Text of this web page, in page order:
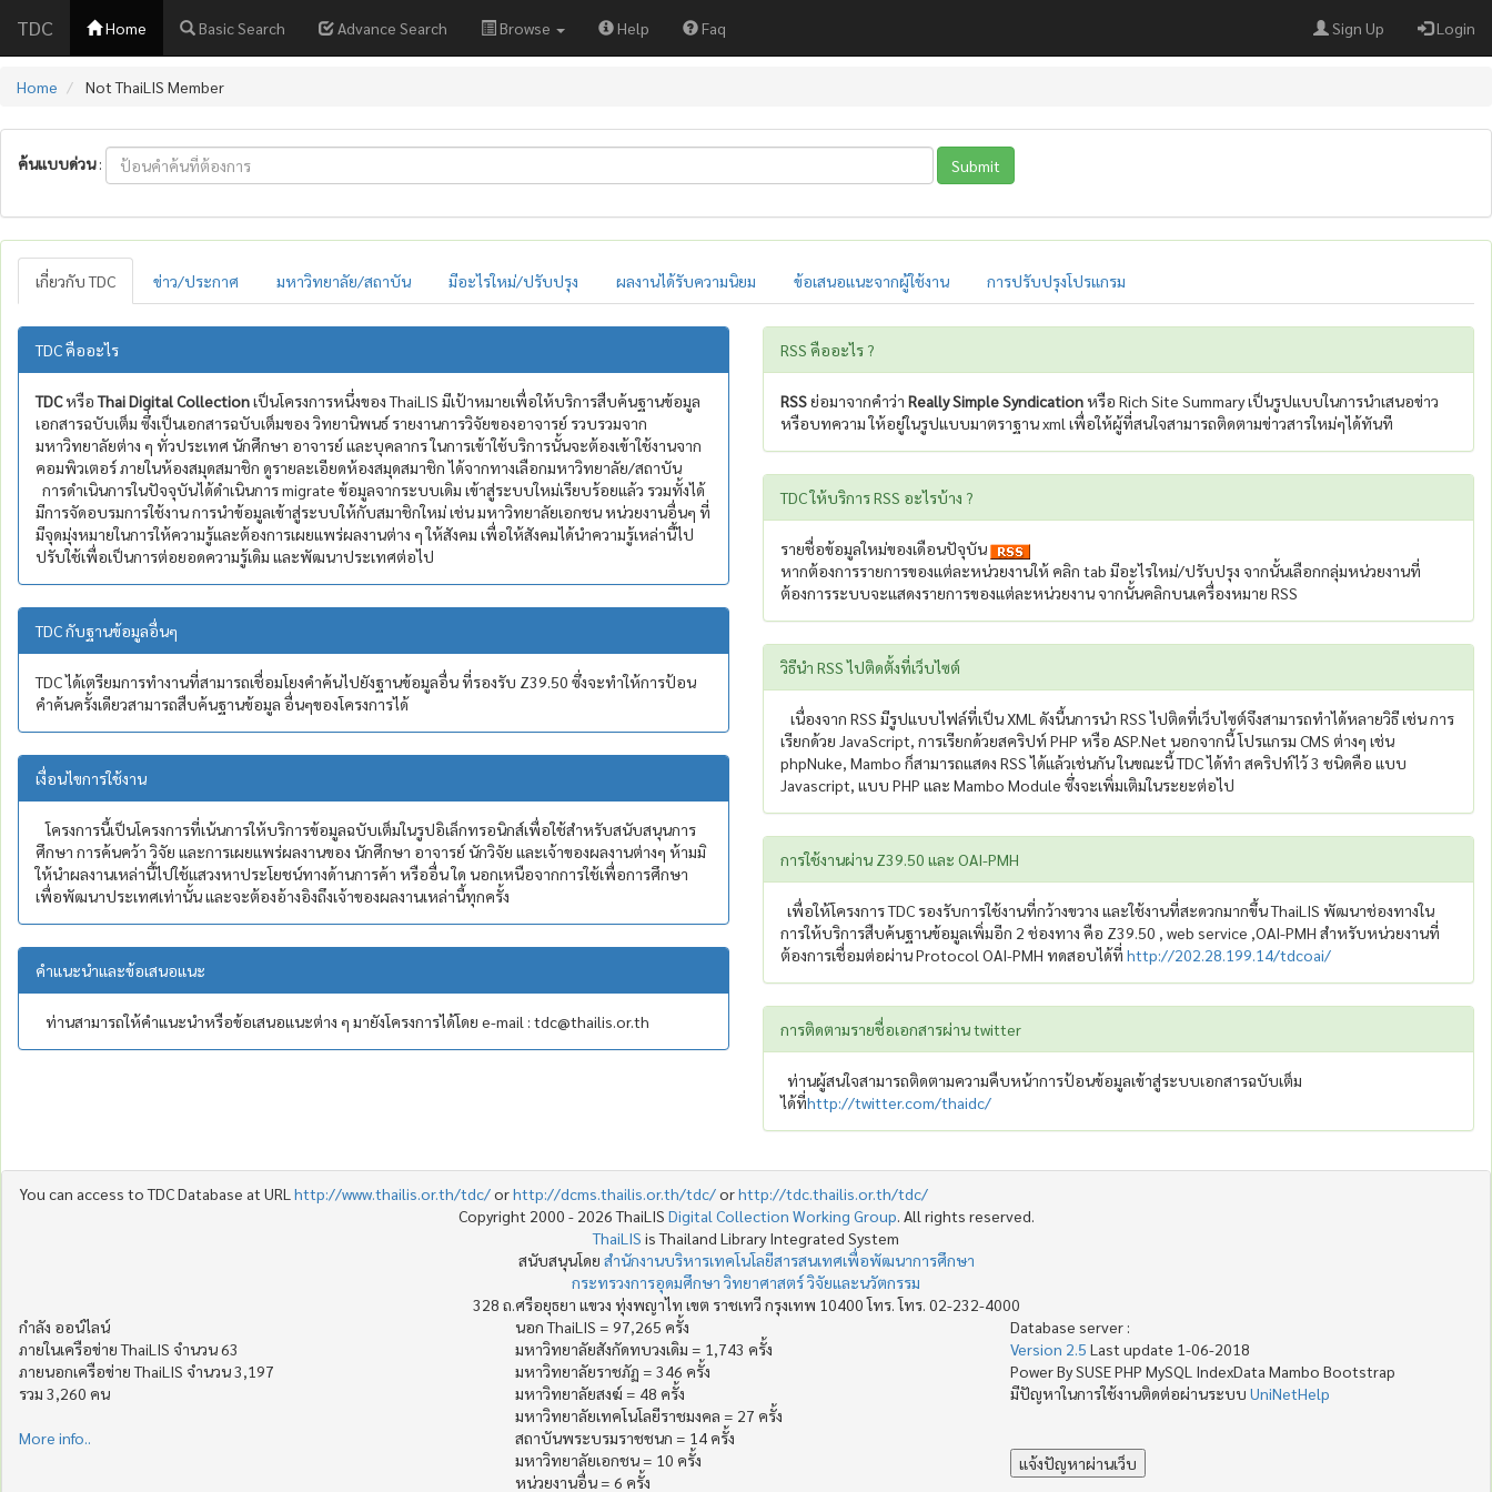
TDC Home Basic Search Advance Search Browse Help Faq Sign Up Login
Home Not ThaiLIS Member
ค้นแบบด่วน: Submit
เกี่ยวกับ TDC ข่าว/ประกาศ มหาวิทยาลัย/สถาบัน มีอะไรใหม่/ปรับปรุง ผลงานได้รับความนิยม ข้อเสนอแนะจากผู้ใช้งาน การปรับปรุงโปรแกรม
TDC คืออะไร
TDCหรือThai Digital Collectionเป็นโครงการหนึ่งของ ThaiLIS มีเป้าหมายเพื่อให้บริการสืบค้นฐานข้อมูล
เอกสารฉบับเต็ม ซึ่งเป็นเอกสารฉบับเต็มของ วิทยานิพนธ์ รายงานการวิจัยของอาจารย์ รวบรวมจาก
มหาวิทยาลัยต่าง ๆ ทั่วประเทศ นักศึกษา อาจารย์ และบุคลากร ในการเข้าใช้บริการนั้นจะต้องเข้าใช้งานจาก
คอมพิวเตอร์ ภายในห้องสมุดสมาชิก ดูรายละเอียดห้องสมุดสมาชิก ได้จากทางเลือกมหาวิทยาลัย/สถาบัน
การดำเนินการในปัจจุบันได้ดำเนินการ migrate ข้อมูลจากระบบเดิม เข้าสู่ระบบใหม่เรียบร้อยแล้ว รวมทั้งได้
มีการจัดอบรมการใช้งาน การนำข้อมูลเข้าสู่ระบบให้กับสมาชิกใหม่ เช่น มหาวิทยาลัยเอกชน หน่วยงานอื่นๆ ที่
มีจุดมุ่งหมายในการให้ความรู้และต้องการเผยแพร่ผลงานต่าง ๆ ให้สังคม เพื่อให้สังคมได้นำความรู้เหล่านี้ไป
ปรับใช้เพื่อเป็นการต่อยอดความรู้เดิม และพัฒนาประเทศต่อไป
TDC กับฐานข้อมูลอื่นๆ
TDC ได้เตรียมการทำงานที่สามารถเชื่อมโยงคำค้นไปยังฐานข้อมูลอื่น ที่รองรับ Z39.50 ซึ่งจะทำให้การป้อน
คำค้นครั้งเดียวสามารถสืบค้นฐานข้อมูล อื่นๆของโครงการได้
เงื่อนไขการใช้งาน
โครงการนี้เป็นโครงการที่เน้นการให้บริการข้อมูลฉบับเต็มในรูปอิเล็กทรอนิกส์เพื่อใช้สำหรับสนับสนุนการ
ศึกษา การค้นคว้า วิจัย และการเผยแพร่ผลงานของ นักศึกษา อาจารย์ นักวิจัย และเจ้าของผลงานต่างๆ ห้ามมิ
ให้นำผลงานเหล่านี้ไปใช้แสวงหาประโยชน์ทางด้านการค้า หรืออื่น ใด นอกเหนือจากการใช้เพื่อการศึกษา
เพื่อพัฒนาประเทศเท่านั้น และจะต้องอ้างอิงถึงเจ้าของผลงานเหล่านี้ทุกครั้ง
คำแนะนำและข้อเสนอแนะ
ท่านสามารถให้คำแนะนำหรือข้อเสนอแนะต่าง ๆ มายังโครงการได้โดย e-mail : tdc@thailis.or.th
RSS คืออะไร ?
RSSย่อมาจากคำว่า Really Simple Syndicationหรือ Rich Site Summary เป็นรูปแบบในการนำเสนอข่าว
หรือบทความ ให้อยู่ในรูปแบบมาตราฐาน xml เพื่อให้ผู้ที่สนใจสามารถติดตามข่าวสารใหม่ๆได้ทันที
TDC ให้บริการ RSS อะไรบ้าง ?
รายชื่อข้อมูลใหม่ของเดือนปัจุบัน
หากต้องการรายการของแต่ละหน่วยงานให้ คลิก tab มีอะไรใหม่/ปรับปรุง จากนั้นเลือกกลุ่มหน่วยงานที่
ต้องการระบบจะแสดงรายการของแต่ละหน่วยงาน จากนั้นคลิกบนเครื่องหมาย RSS
วิธีนำ RSS ไปติดตั้งที่เว็บไซต์
เนื่องจาก RSS มีรูปแบบไฟล์ที่เป็น XML ดังนี้นการนำ RSS ไปติดที่เว็บไซต์จึงสามารถทำได้หลายวิธี เช่น การ
เรียกด้วย JavaScript, การเรียกด้วยสคริปท์ PHP หรือ ASP.Net นอกจากนี้ โปรแกรม CMS ต่างๆ เช่น
phpNuke, Mambo ก็สามารถแสดง RSS ได้แล้วเช่นกัน ในขณะนี้ TDC ได้ทำ สคริปท์ไว้ 3 ชนิดคือ แบบ
Javascript, แบบ PHP และ Mambo Module ซึ่งจะเพิ่มเติมในระยะต่อไป
การใช้งานผ่าน Z39.50 และ OAI-PMH
เพื่อให้โครงการ TDC รองรับการใช้งานที่กว้างขวาง และใช้งานที่สะดวกมากขึ้น ThaiLIS พัฒนาช่องทางใน
การให้บริการสืบค้นฐานข้อมูลเพิ่มอีก 2 ช่องทาง คือ Z39.50 , web service ,OAI-PMH สำหรับหน่วยงานที่
ต้องการเชื่อมต่อผ่าน Protocol OAI-PMH ทดสอบได้ที่ http://202.28.199.14/tdcoai/
การติดตามรายชื่อเอกสารผ่าน twitter
ท่านผู้สนใจสามารถติดตามความคืบหน้าการป้อนข้อมูลเข้าสู่ระบบเอกสารฉบับเต็ม
ได้ที่http://twitter.com/thaidc/
You can access to TDC Database at URL http://www.thailis.or.th/tdc/orhttp://dcms.thailis.or.th/tdc/orhttp://tdc.thailis.or.th/tdc/
Copyright 2000 - 2026 ThaiLIS Digital Collection Working Group. All rights reserved.
ThaiLIS is Thailand Library Integrated System
สนับสนุนโดย สำนักงานบริหารเทคโนโลยีสารสนเทศเพื่อพัฒนาการศึกษา
กระทรวงการอุดมศึกษา วิทยาศาสตร์ วิจัยและนวัตกรรม
328 ถ.ศรีอยุธยา แขวง ทุ่งพญาไท เขต ราชเทวี กรุงเทพ 10400 โทร. โทร. 02-232-4000
กำลัง ออน์ไลน์
ภายในเครือข่าย ThaiLIS จำนวน 63
ภายนอกเครือข่าย ThaiLIS จำนวน 3,197
รวม 3,260 คน
More info..
นอก ThaiLIS = 97,265 ครั้ง
มหาวิทยาลัยสังกัดทบวงเดิม = 1,743 ครั้ง
มหาวิทยาลัยราชภัฏ = 346 ครั้ง
มหาวิทยาลัยสงฆ์ = 48 ครั้ง
มหาวิทยาลัยเทคโนโลยีราชมงคล = 27 ครั้ง
สถาบันพระบรมราชชนก = 14 ครั้ง
มหาวิทยาลัยเอกชน = 10 ครั้ง
หน่วยงานอื่น = 6 ครั้ง
Database server :
Version 2.5Last update 1-06-2018
Power By SUSE PHP MySQL IndexData Mambo Bootstrap
มีปัญหาในการใช้งานติดต่อผ่านระบบUniNetHelp